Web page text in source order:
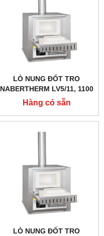
LÒ NUNG ĐỐT TRO
NABERTHERM LV5/11, 1100
ĐỘ 5 LÍT
Hàng có sẵn
LÒ NUNG ĐỐT TRO